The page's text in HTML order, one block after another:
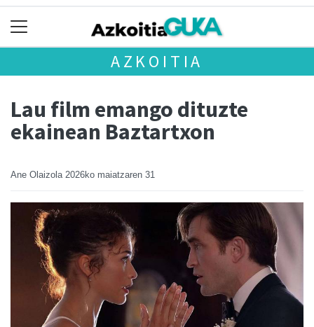
AZKOITIA
Lau film emango dituzte
ekainean Baztartxon
Ane Olaizola 2026ko maiatzaren 31